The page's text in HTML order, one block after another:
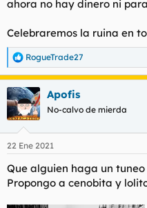
ahora no hay dinero ni
Celebraremos la ruina en
R
e
a
c
c
i
e
:
RogueTrade27
Apofis
No-calvo de mierda
22 Ene 2021
Que alguien haga un
Propongo a cenobita y